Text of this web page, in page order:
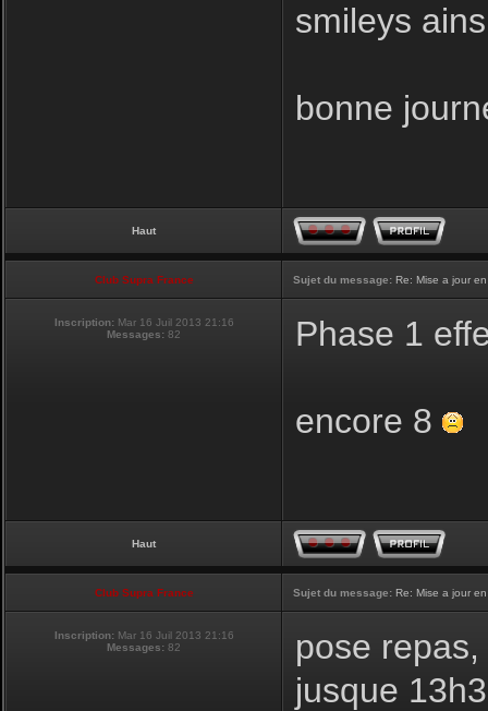
smileys
bonne
Haut
Club Supra France Sujet du message: Re: Mise a jour
Inscription: Mar 16 Juil 2013 21:16
Messages: 82 Phase 1
encore 8
Haut
Club Supra France Sujet du message: Re: Mise a jour
Inscription: Mar 16 Juil 2013 21:16
Messages: 82
pose
jusque